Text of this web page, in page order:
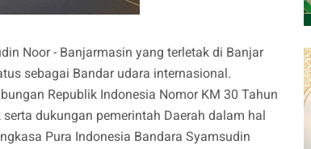
Noor - Banjarmasin yang terletak di Banjar
sebagai Bandar udara internasional.
Republik Indonesia Nomor KM 30 Tahun
dukungan pemerintah Daerah dalam hal
Pura Indonesia Bandara Syamsudin